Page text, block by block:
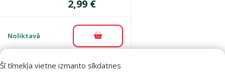
Šī tīmekļa vietne izmanto sīkdatnes
Cena
2,99 €
Noliktavā Pievienot grozam